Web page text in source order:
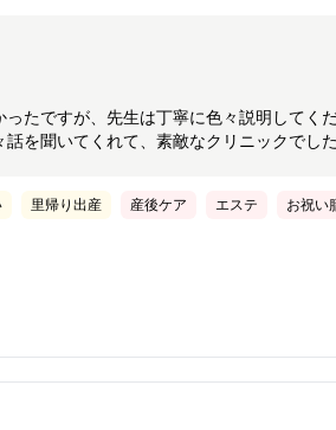
たですが、先生は丁寧に色々説明してく
を聞いてくれて、素敵なクリニックでした
里帰り出産 産後ケア エステ お祝い